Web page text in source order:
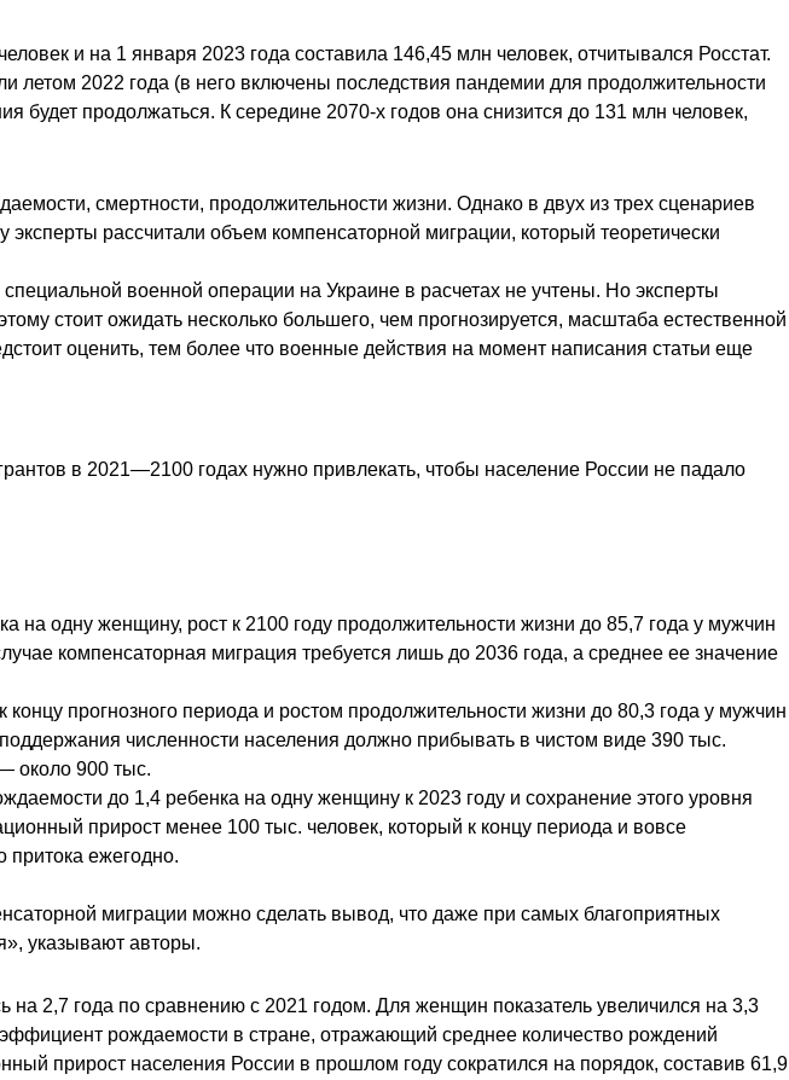
и на 1 января 2023 года составила 146,45 млн человек, отчитывался Росстат.
летом 2022 года (в него включены последствия пандемии для продолжительности
продолжаться. К середине 2070-х годов она снизится до 131 млн человек,
смертности, продолжительности жизни. Однако в двух из трех сценариев
рассчитали объем компенсаторной миграции, который теоретически
военной операции на Украине в расчетах не учтены. Но эксперты
стоит ожидать несколько большего, чем прогнозируется, масштаба естественной
оценить, тем более что военные действия на момент написания статьи еще
в 2021—2100 годах нужно привлекать, чтобы население России не падало
на одну женщину, рост к 2100 году продолжительности жизни до 85,7 года у мужчин
компенсаторная миграция требуется лишь до 2036 года, а среднее ее значение
прогнозного периода и ростом продолжительности жизни до 80,3 года у мужчин
численности населения должно прибывать в чистом виде 390 тыс.
около 900 тыс.
до 1,4 ребенка на одну женщину к 2023 году и сохранение этого уровня
прирост менее 100 тыс. человек, который к концу периода и вовсе
притока ежегодно.
миграции можно сделать вывод, что даже при самых благоприятных
указывают авторы.
2,7 года по сравнению с 2021 годом. Для женщин показатель увеличился на 3,3
рождаемости в стране, отражающий среднее количество рождений
прирост населения России в прошлом году сократился на порядок, составив 61,9